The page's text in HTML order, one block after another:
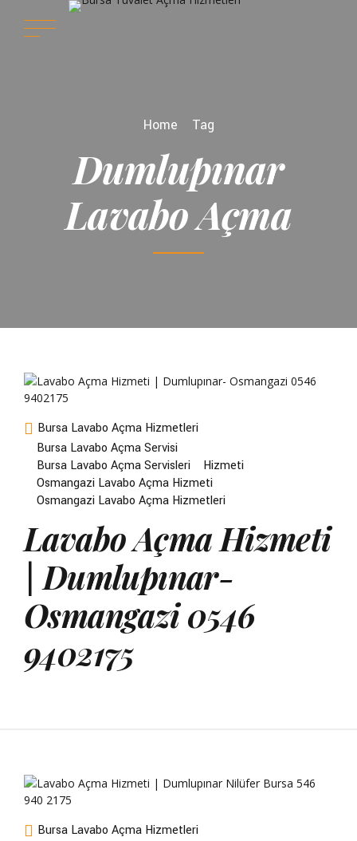
Home Tag
Dumlupınar
Lavabo Açma
Bursa Lavabo Açma Hizmetleri
Bursa Lavabo Açma Servisi
Bursa Lavabo Açma Servisleri
Hizmeti
Osmangazi Lavabo Açma Hizmeti
Osmangazi Lavabo Açma Hizmetleri
Lavabo Açma Hizmeti
| Dumlupınar-
Osmangazi 0546
9402175
Bursa Lavabo Açma Hizmetleri